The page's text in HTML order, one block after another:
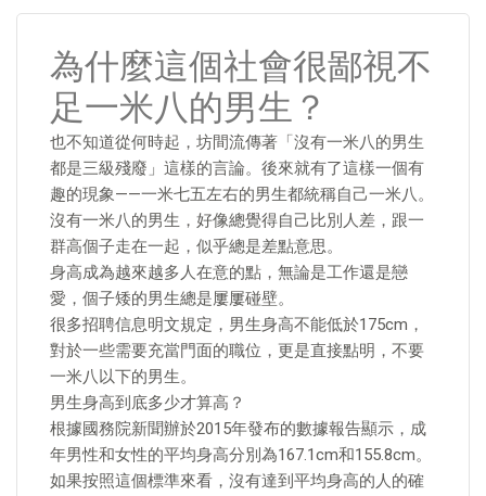
為什麼這個社會很鄙視不
足一米八的男生？
也不知道從何時起，坊間流傳著「沒有一米八的男生
都是三級殘廢」這樣的言論。後來就有了這樣一個有
趣的現象——一米七五左右的男生都統稱自己一米八。
沒有一米八的男生，好像總覺得自己比別人差，跟一
群高個子走在一起，似乎總是差點意思。
身高成為越來越多人在意的點，無論是工作還是戀
愛，個子矮的男生總是屢屢碰壁。
很多招聘信息明文規定，男生身高不能低於175cm，
對於一些需要充當門面的職位，更是直接點明，不要
一米八以下的男生。
男生身高到底多少才算高？
根據國務院新聞辦於2015年發布的數據報告顯示，成
年男性和女性的平均身高分別為167.1cm和155.8cm。
如果按照這個標準來看，沒有達到平均身高的人的確